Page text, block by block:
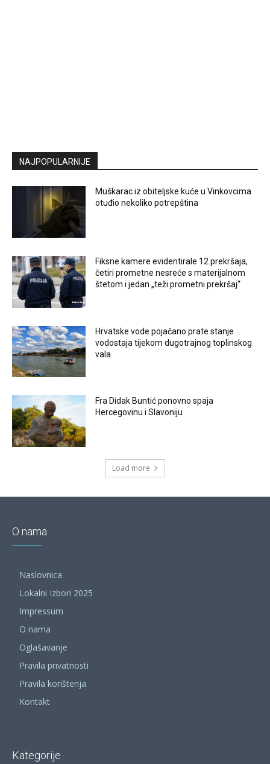
NAJPOPULARNIJE
Muškarac iz obiteljske kuće u Vinkovcima
otuđio nekoliko potrepština
Fiksne kamere evidentirale 12 prekršaja,
četiri prometne nesreće s materijalnom
štetom i jedan „teži prometni prekršaj“
Hrvatske vode pojačano prate stanje
vodostaja tijekom dugotrajnog toplinskog
vala
Fra Didak Buntić ponovno spaja
Hercegovinu i Slavoniju
Load more
O nama
Naslovnica
Lokalni Izbori 2025
Impressum
O nama
Oglašavanje
Pravila privatnosti
Pravila korištenja
Kontakt
Kategorije